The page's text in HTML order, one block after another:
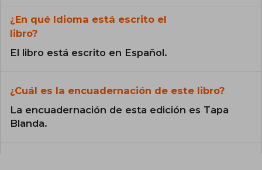
¿En qué Idioma está escrito el
libro?
El libro está escrito en Español.
¿Cuál es la encuadernación de este libro?
La encuadernación de esta edición es Tapa
Blanda.